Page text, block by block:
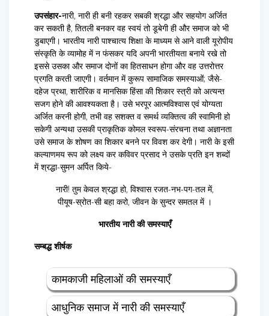
उपसंहार-नारी, नारी ही बनी रहकर सबकी श्रद्धा और सहयोग अर्जित
कर सकती है, तितली बनकर वह स्वयं तो डूबेगी ही और समाज को भी
डुबाएगी। भारतीय नारी पाश्चात्य शिक्षा के माध्यम से आने वाली यूरोपीय
संस्कृति के व्यामोह में न फंसकर यदि अपनी भारतीयता बनाये रखे तो
इससे उसका और समाज दोनों का हितसाधन होगा और वह उत्तरोत्तर
प्रगति करती जाएगी। वर्तमान में कुरूप सामाजिक समस्याओं; जैसे-
दहेज प्रथा, शारीरिक व मानसिक हिंसा की शिकार स्त्री को अत्यन्त
सजग होने की आवश्यकता है। उसे भरपूर आत्मविश्वास एवं योग्यता
अर्जित करनी होगी, तभी वह सशक्त व समर्थ व्यक्तित्व की स्वामिनी हो
सकेगी अन्यथा उसकी प्राकृतिक कोमल स्वरूप-संरचना तथा अज्ञानता
उसे समाज के शोषण का शिकार बनने पर विवश कर देगी। नारी के इसी
कल्याणमय रूप को लक्ष्य कर कविवर प्रसाद ने उसके प्रति इन शब्दों
में श्रद्धा-सुमन अर्पित किये-
नारी! तुम केवल श्रद्धा हो, विश्वास रजत-नभ-पग-तल में,
पीयूष-स्रोत-सी बहा करो, जीवन के सुन्दर समतल में ।
भारतीय नारी की समस्याएँ
सम्बद्ध शीर्षक
कामकाजी महिलाओं की समस्याएँ
आधुनिक समाज में नारी की समस्याएँ